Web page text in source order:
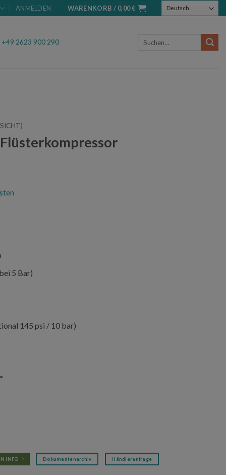
ANMELDEN WARENKORB / 0,00€
+49 2623 900 290
5 Bar)
145 psi / 10 bar)
INFO Dokumentenarchiv Händleranfrage